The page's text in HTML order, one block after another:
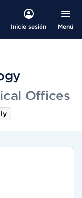
Inicie sesión Menú
Offices